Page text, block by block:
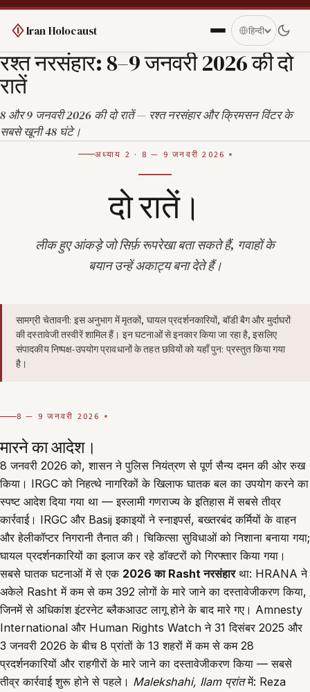
Iran Holocaust हिन्दी
रश्त नरसंहार: 8–9 जनवरी 2026 की दो
रातें
8 और 9 जनवरी 2026 की दो रातें — रश्त नरसंहार और क्रिमसन विंटर के
सबसे खूनी 48 घंटे।
अध्याय 2 · 8 — 9 जनवरी 2026
दो रातें।
लीक हुए आंकड़े जो सिर्फ़ रूपरेखा बता सकते हैं, गवाहों के
बयान उन्हें अकाट्य बना देते हैं।
सामग्री चेतावनी: इस अनुभाग में मृतकों, घायल प्रदर्शनकारियों, बॉडी बैग और मुर्दाघरों
की दस्तावेजी तस्वीरें शामिल हैं। इन घटनाओं से इनकार किया जा रहा है, इसलिए
संपादकीय निष्पक्ष-उपयोग प्रावधानों के तहत छवियों को यहाँ पुन: प्रस्तुत किया गया
है।
8 — 9 जनवरी 2026
मारने का आदेश।
8 जनवरी 2026 को, शासन ने पुलिस नियंत्रण से पूर्ण सैन्य दमन की ओर रुख
किया। IRGC को निहत्थे नागरिकों के खिलाफ घातक बल का उपयोग करने का
स्पष्ट आदेश दिया गया था — इस्लामी गणराज्य के इतिहास में सबसे तीव्र
कार्रवाई। IRGC और Basij इकाइयों ने स्नाइपर्स, बख्तरबंद कर्मियों के वाहन
और हेलीकॉप्टर निगरानी तैनात की। चिकित्सा सुविधाओं को निशाना बनाया गया;
घायल प्रदर्शनकारियों का इलाज कर रहे डॉक्टरों को गिरफ्तार किया गया।
सबसे घातक घटनाओं में से एक 2026 का Rasht नरसंहारथा: HRANA ने
अकेले Rasht में कम से कम 392 लोगों के मारे जाने का दस्तावेजीकरण किया,
जिनमें से अधिकांश इंटरनेट ब्लैकआउट लागू होने के बाद मारे गए। Amnesty
International और Human Rights Watch ने 31 दिसंबर 2025 और
3 जनवरी 2026 के बीच 8 प्रांतों के 13 शहरों में कम से कम 28
प्रदर्शनकारियों और राहगीरों के मारे जाने का दस्तावेजीकरण किया — सबसे
तीव्र कार्रवाई शुरू होने से पहले। Malekshahi, Ilam प्रांतमें: Reza